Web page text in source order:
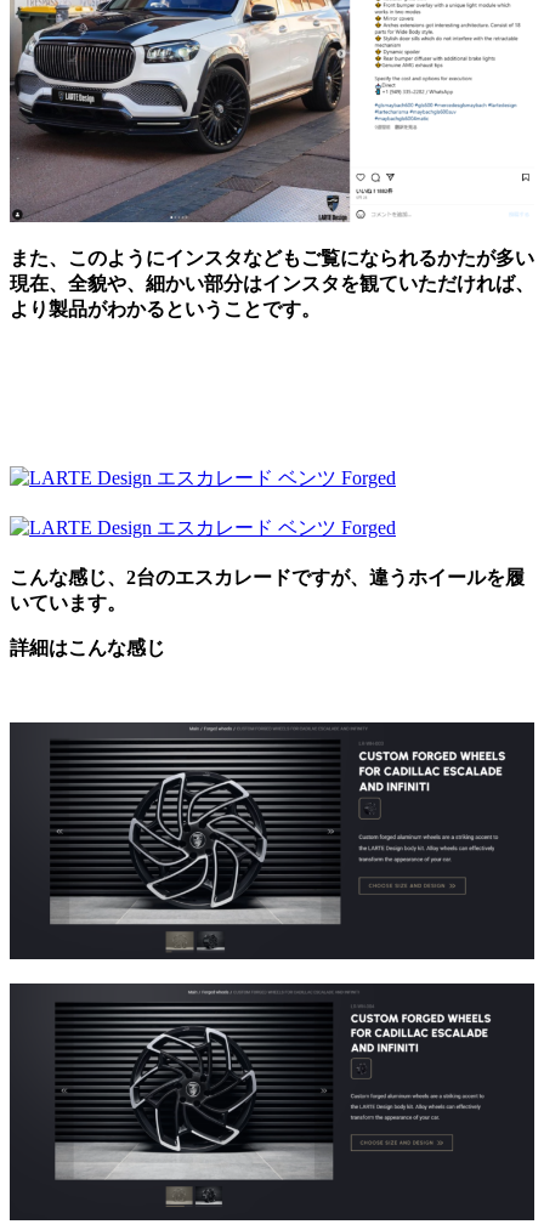
また、このようにインスタなどもご覧になられるかたが多い
現在、全貌や、細かい部分はインスタを観ていただければ、
より製品がわかるということです。
こんな感じ、2台のエスカレードですが、違うホイールを履
いています。
詳細はこんな感じ